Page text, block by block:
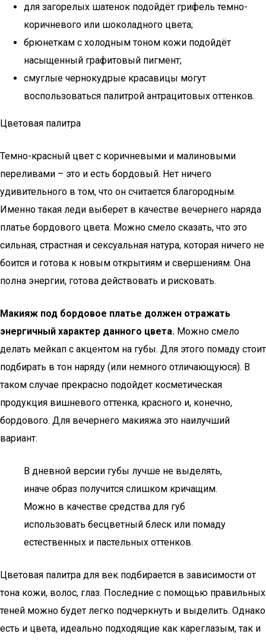
для загорелых шатенок подойдёт грифель темно-
коричневого или шоколадного цвета;
брюнеткам с холодным тоном кожи подойдёт
насыщенный графитовый пигмент;
смуглые чернокудрые красавицы могут
воспользоваться палитрой антрацитовых оттенков.
Цветовая палитра
Темно-красный цвет с коричневыми и малиновыми
переливами – это и есть бордовый. Нет ничего
удивительного в том, что он считается благородным.
Именно такая леди выберет в качестве вечернего наряда
платье бордового цвета. Можно смело сказать, что это
сильная, страстная и сексуальная натура, которая ничего не
боится и готова к новым открытиям и свершениям. Она
полна энергии, готова действовать и рисковать.
Макияж под бордовое платье должен отражать
энергичный характер данного цвета. Можно смело
делать мейкап с акцентом на губы. Для этого помаду стоит
подбирать в тон наряду (или немного отличающуюся). В
таком случае прекрасно подойдет косметическая
продукция вишневого оттенка, красного и, конечно,
бордового. Для вечернего макияжа это наилучший
вариант.
В дневной версии губы лучше не выделять,
иначе образ получится слишком кричащим.
Можно в качестве средства для губ
использовать бесцветный блеск или помаду
естественных и пастельных оттенков.
Цветовая палитра для век подбирается в зависимости от
тона кожи, волос, глаз. Последние с помощью правильных
теней можно будет легко подчеркнуть и выделить. Однако
есть и цвета, идеально подходящие как кареглазым, так и